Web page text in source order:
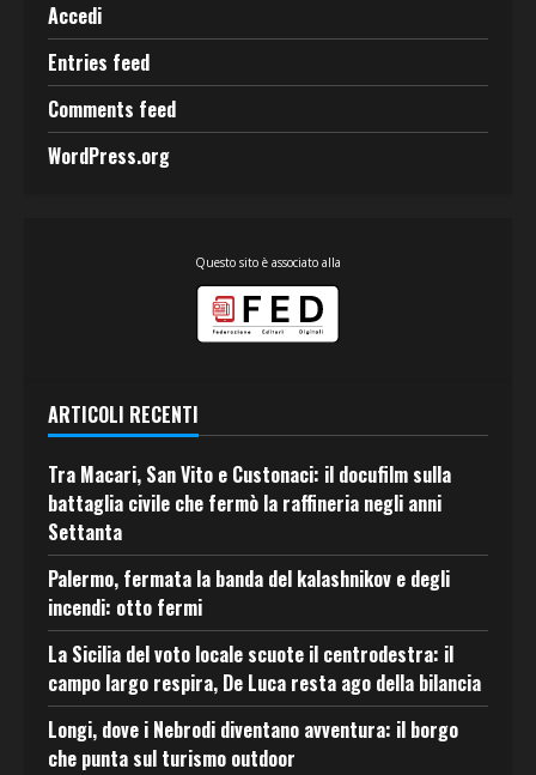
Accedi
Entries feed
Comments feed
WordPress.org
Questo sito è associato alla
ARTICOLI RECENTI
Tra Macari, San Vito e Custonaci: il docufilm sulla
battaglia civile che fermò la raffineria negli anni
Settanta
Palermo, fermata la banda del kalashnikov e degli
incendi: otto fermi
La Sicilia del voto locale scuote il centrodestra: il
campo largo respira, De Luca resta ago della bilancia
Longi, dove i Nebrodi diventano avventura: il borgo
che punta sul turismo outdoor